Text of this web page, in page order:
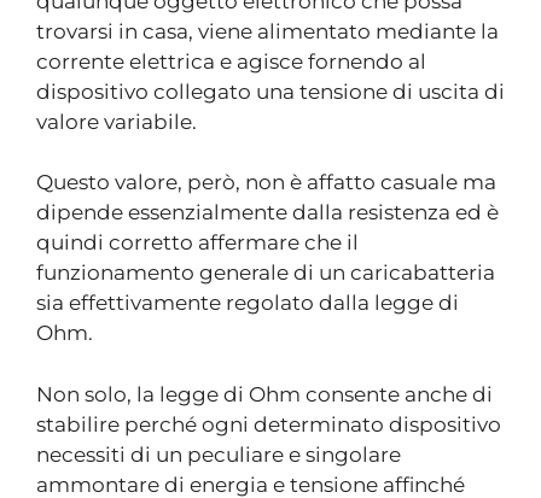
trovarsi in casa, viene alimentato mediante la
corrente elettrica e agisce fornendo al
dispositivo collegato una tensione di uscita di
valore variabile.
Questo valore, però, non è affatto casuale ma
dipende essenzialmente dalla resistenza ed è
quindi corretto affermare che il
funzionamento generale di un caricabatteria
sia effettivamente regolato dalla legge di
Ohm.
Non solo, la legge di Ohm consente anche di
stabilire perché ogni determinato dispositivo
necessiti di un peculiare e singolare
ammontare di energia e tensione affinché